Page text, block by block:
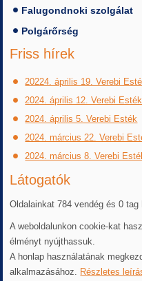
Falugondnoki szolgálat
Polgárőrség
Friss hírek
20224. április 19. Verebi
2024. április 12. Verebi Esték
2024. április 5. Verebi Esték
2024. március 22. Verebi
2024. március 8. Verebi
Látogatók
Oldalainkat 784 vendég és 0 tag
A weboldalunkon cookie-kat
élményt nyújthassuk.
A honlap használatának
alkalmazásához. Részletes